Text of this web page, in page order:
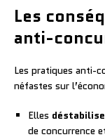
Les
anti-
Les pratiques anti-
néfastes sur
Elles
de concurrence